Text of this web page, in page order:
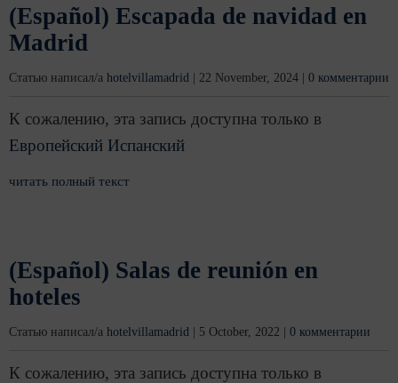
(Español) Escapada de navidad en
Madrid
Статью написал/а hotelvillamadrid 22 November, 2024 0 комментарии
К сожалению, эта запись доступна только в
Европейский Испанский
читать полный текст
(Español) Salas de reunión en
hoteles
Статью написал/а hotelvillamadrid 5 October, 2022 0 комментарии
К сожалению, эта запись доступна только в